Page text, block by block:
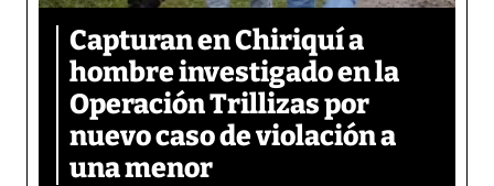
Capturan en Chiriquí a
hombre investigado en la
Operación Trillizas por
nuevo caso de violación a
una menor